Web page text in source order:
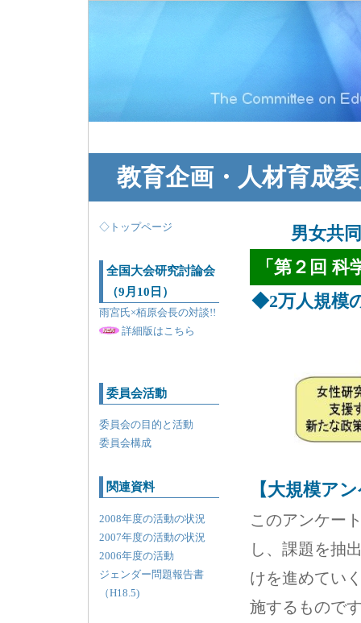
教育企画・人材育成
男女共
「第２回
◆2万人規模
【大規模ア
このアンケー
し、課題を抽
けを進めてい
施するもので
◇トップページ
全国大会研究討論会
（9月10日）
雨宮氏×栢原会長の対談!!
詳細版はこちら
委員会活動
委員会の目的と活動
委員会構成
関連資料
2008年度の活動の状況
2007年度の活動の状況
2006年度の活動
ジェンダー問題報告書
（H18.5)